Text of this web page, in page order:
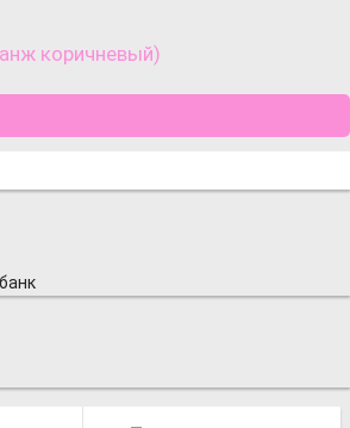
коричневый)